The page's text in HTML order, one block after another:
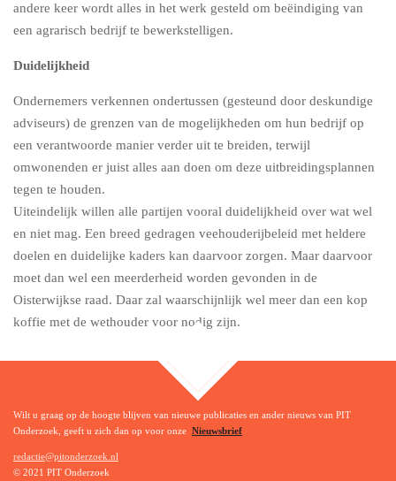
andere keer wordt alles in het werk gesteld om beëindiging van
een agrarisch bedrijf te bewerkstelligen.
Duidelijkheid
Ondernemers verkennen ondertussen (gesteund door deskundige
adviseurs) de grenzen van de mogelijkheden om hun bedrijf op
een verantwoorde manier verder uit te breiden, terwijl
omwonenden er juist alles aan doen om deze uitbreidingsplannen
tegen te houden.
Uiteindelijk willen alle partijen vooral duidelijkheid over wat wel
en niet mag. Een breed gedragen veehouderijbeleid met heldere
doelen en duidelijke kaders kan daarvoor zorgen. Maar daarvoor
moet dan wel een meerderheid worden gevonden in de
Oisterwijkse raad. Daar zal waarschijnlijk wel meer dan een kop
koffie met de wethouder voor nodig zijn.
Wilt u graag op de hoogte blijven van nieuwe publicaties en ander nieuws van PIT
Onderzoek, geeft u zich dan op voor onze Nieuwsbrief
redactie@pitonderzoek.nl
© 2021 PIT Onderzoek